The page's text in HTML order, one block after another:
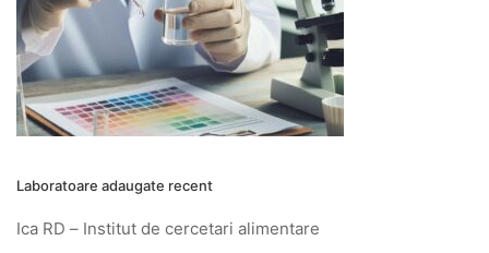
Laboratoare adaugate recent
Ica RD – Institut de cercetari alimentare